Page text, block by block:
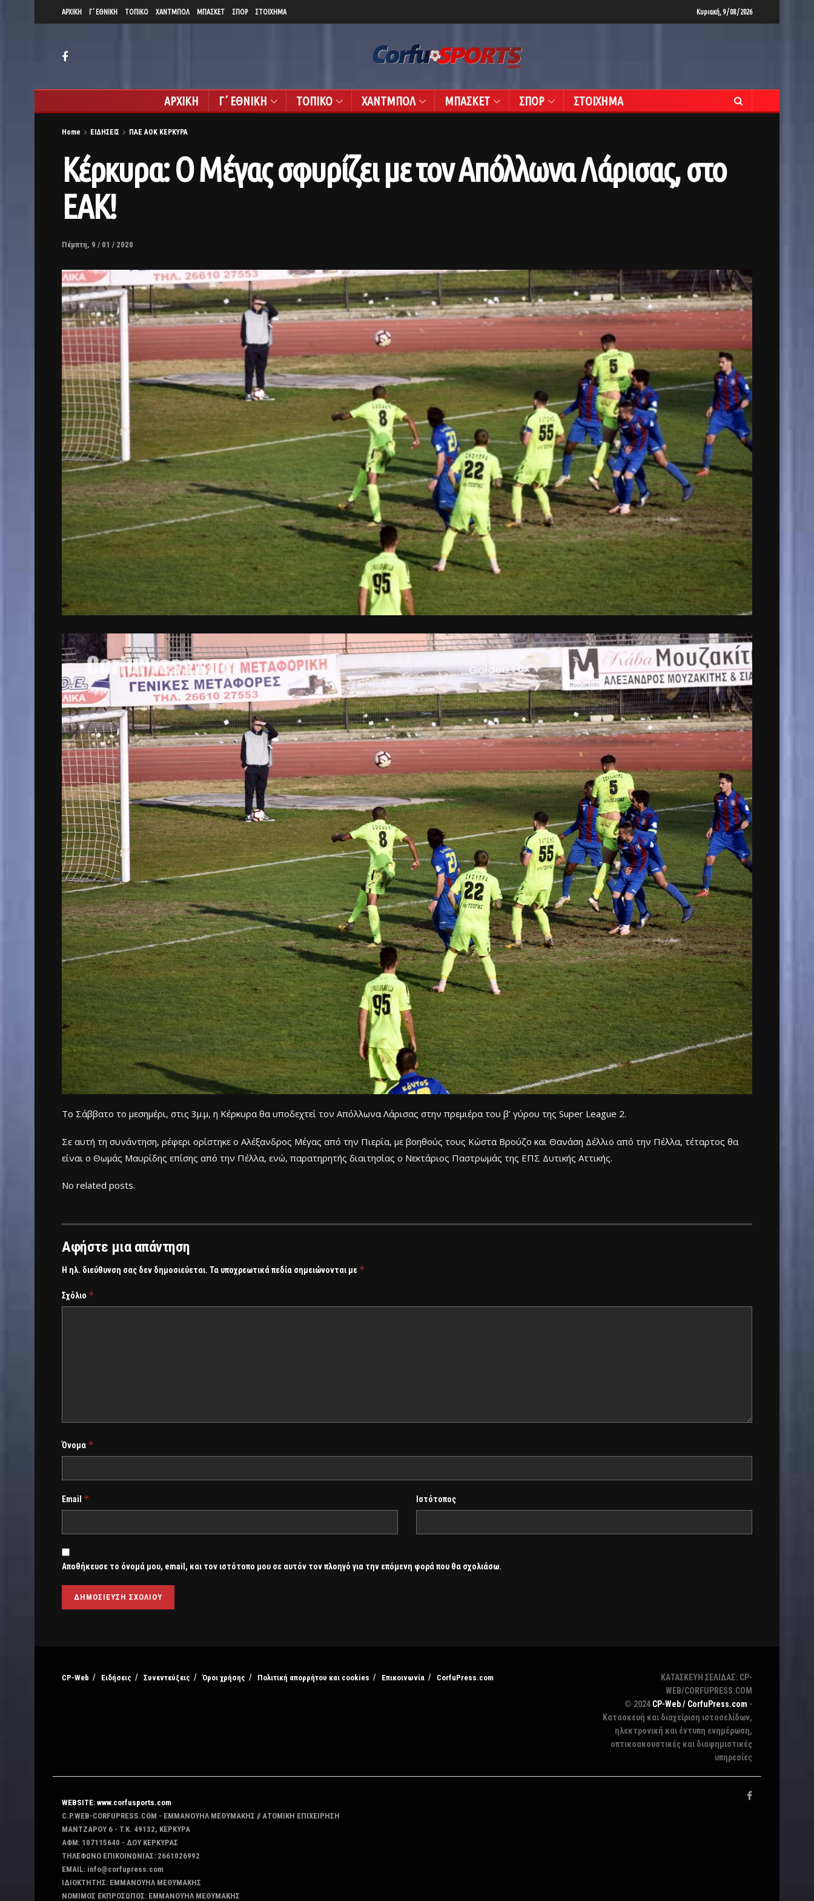
ΑΡΧΙΚΗ Γ΄ ΕΘΝΙΚΗ ΤΟΠΙΚΟ ΧΑΝΤΜΠΟΛ ΜΠΑΣΚΕΤ ΣΠΟΡ ΣΤΟΙΧΗΜΑ Κυριακή, 9 / 08 / 2026
ΑΡΧΙΚΗ Γ΄ ΕΘΝΙΚΗ ΤΟΠΙΚΟ ΧΑΝΤΜΠΟΛ ΜΠΑΣΚΕΤ ΣΠΟΡ ΣΤΟΙΧΗΜΑ
Home ΕΙΔΗΣΕΙΣ ΠΑΕ ΑΟΚ ΚΕΡΚΥΡΑ
Κέρκυρα: Ο Μέγας σφυρίζει με τον Απόλλωνα Λάρισας, στο
ΕΑΚ!
Πέμπτη, 9 / 01 / 2020
Το Σάββατο το μεσημέρι, στις 3μ.μ, η Κέρκυρα θα υποδεχτεί τον Απόλλωνα Λάρισας στην πρεμιέρα του β’ γύρου της Super League 2.
Σε αυτή τη συνάντηση, ρέφερι ορίστηκε ο Αλέξανδρος Μέγας από την Πιερία, με βοηθούς τους Κώστα Βρούζο και Θανάση Δέλλιο από την Πέλλα, τέταρτος θα
είναι ο Θωμάς Μαυρίδης επίσης από την Πέλλα, ενώ, παρατηρητής διαιτησίας ο Νεκτάριος Παστρωμάς της ΕΠΣ Δυτικής Αττικής.
No related posts.
Αφήστε μια απάντηση
Η ηλ. διεύθυνση σας δεν δημοσιεύεται. Τα υποχρεωτικά πεδία σημειώνονται με *
Σχόλιο *
Όνομα *
Email * Ιστότοπος
Αποθήκευσε το όνομά μου, email, και τον ιστότοπο μου σε αυτόν τον πλοηγό για την επόμενη φορά που θα σχολιάσω.
CP-Web Ειδήσεις Συνεντεύξεις Όροι χρήσης Πολιτική απορρήτου και cookies Επικοινωνία CorfuPress.com
ΚΑΤΑΣΚΕΥΗ ΣΕΛΙΔΑΣ: CP-
WEB/CORFUPRESS.COM
© 2024 CP-Web / CorfuPress.com -
Κατασκευή και διαχείριση ιστοσελίδων,
ηλεκτρονική και έντυπη ενημέρωση,
οπτικοακουστικές και διαφημιστικές
υπηρεσίες
WEBSITE: www.corfusports.com
C.P.WEB-CORFUPRESS.COM - ΕΜΜΑΝΟΥΗΛ ΜΕΘΥΜΑΚΗΣ // ΑΤΟΜΙΚΗ ΕΠΙΧΕΙΡΗΣΗ
MANTZAΡΟΥ 6 - T.K. 49132, ΚΕΡΚΥΡΑ
ΑΦΜ: 107115640 - ΔΟΥ ΚΕΡΚΥΡΑΣ
ΤΗΛΕΦΩΝΟ ΕΠΙΚΟΙΝΩΝΙΑΣ: 2661026992
EMAIL: info@corfupress.com
ΙΔΙΟΚΤΗΤΗΣ: EMMANOYΗΛ ΜΕΘΥΜΑΚΗΣ
ΝΟΜΙΜΟΣ ΕΚΠΡΟΣΩΠΟΣ: EMMANOYΗΛ ΜΕΘΥΜΑΚΗΣ